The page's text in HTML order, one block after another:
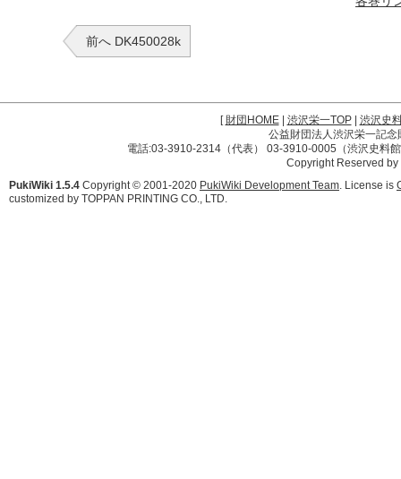
前へ DK450028k
[財団HOME| 渋沢栄一TOP| 渋沢史
公益財団法人渋沢栄一記
電話:03-3910-2314（代表） 03-3910-0005（渋沢史料
Copyright Reserved
PukiWiki 1.5.4 Copyright © 2001-2020 PukiWiki Development Team. License is
customized by TOPPAN PRINTING CO., LTD.